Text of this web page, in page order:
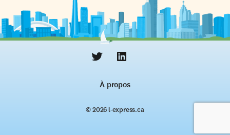
À propos
© 2026 l‑express.ca